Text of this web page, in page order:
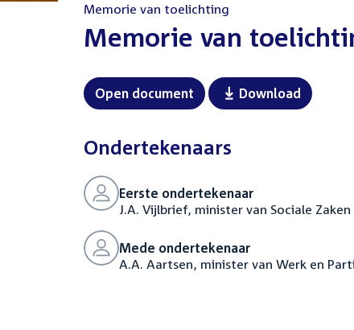
Memorie van toelichting
:Memorie van
Open document Download
Ondertekenaars
Eerste ondertekenaar
J.A. Vijlbrief, minister van Sociale
Mede ondertekenaar
A.A. Aartsen, minister van Werk en